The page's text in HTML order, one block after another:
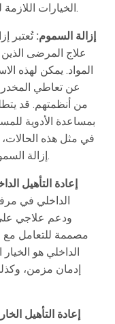
الخيارات اللازمة للعلاج بناءً على ظروف إدمان المخدرات.
إزالة السموم: تُعتبر
علاج المرضى
المواد. يمكن لهذه
عن تعاطي
من أنظمتهم. قد
بمساعدة الأدوية
في مثل هذه الحالات،
إزالة السموم للحد من التعارض والاستخدام تدريجيًا.
إعادة التأهيل
الداخلي في
ودعم علاجي
مصممة للتعامل مع
الداخلي هو
إدمان مزمن،
إعادة التأهيل